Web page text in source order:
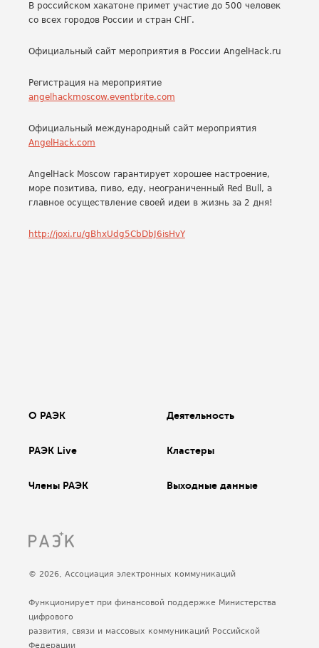
В российском хакатоне примет участие до 500 человек
со всех городов России и стран СНГ.
Официальный сайт мероприятия в России AngelHack.ru
Регистрация на мероприятие
angelhackmoscow.eventbrite.com
Официальный международный сайт мероприятия
AngelHack.com
AngelHack Moscow гарантирует хорошее настроение,
море позитива, пиво, еду, неограниченный Red Bull, а
главное осуществление своей идеи в жизнь за 2 дня!
http://joxi.ru/gBhxUdg5CbDbJ6isHvY
О РАЭК Деятельность
РАЭК Live Кластеры
Члены РАЭК Выходные данные
© 2026, Ассоциация электронных коммуникаций
Функционирует при финансовой поддержке Министерства
цифрового
развития, связи и массовых коммуникаций Российской
Федерации